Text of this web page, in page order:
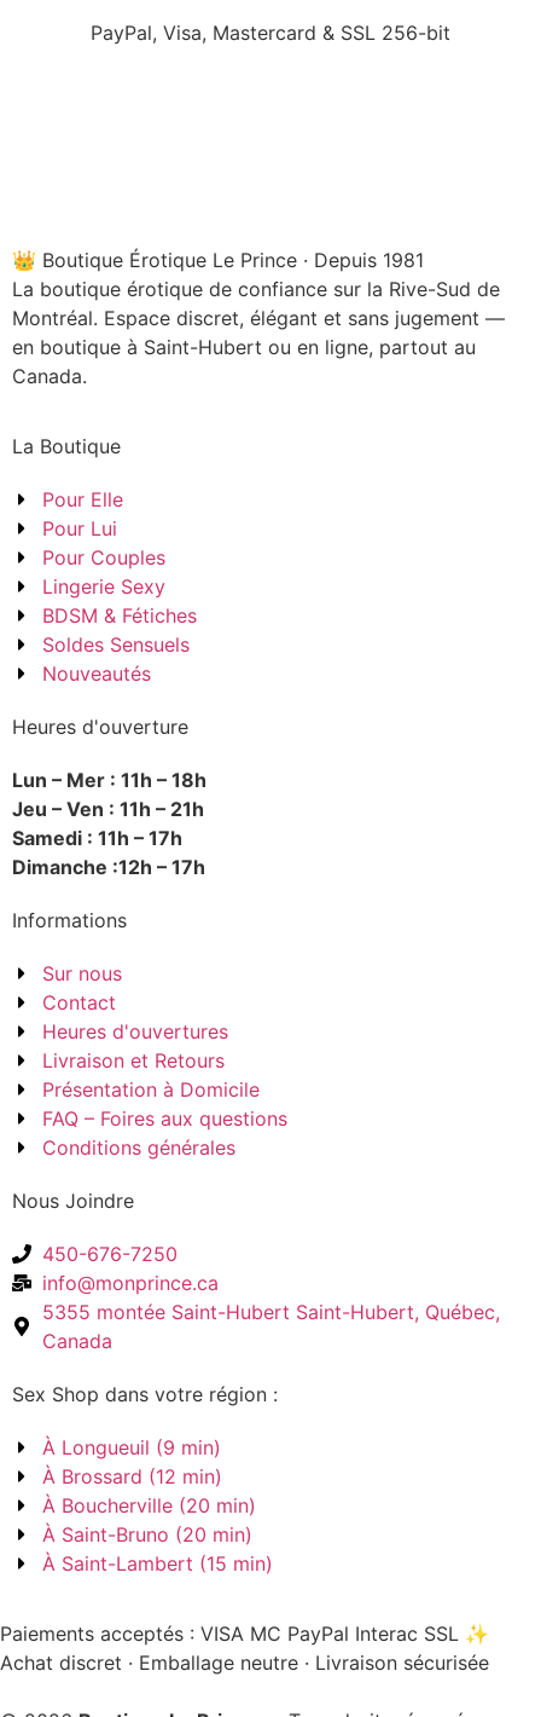
PayPal, Visa, Mastercard & SSL 256-bit
👑 Boutique Érotique Le Prince · Depuis 1981
La boutique érotique de confiance sur la Rive-Sud de
Montréal. Espace discret, élégant et sans jugement —
en boutique à Saint-Hubert ou en ligne, partout au
Canada.
La Boutique
Pour Elle
Pour Lui
Pour Couples
Lingerie Sexy
BDSM & Fétiches
Soldes Sensuels
Nouveautés
Heures d'ouverture
Lun – Mer : 11h – 18h
Jeu – Ven : 11h – 21h
Samedi : 11h – 17h
Dimanche :12h – 17h
Informations
Sur nous
Contact
Heures d'ouvertures
Livraison et Retours
Présentation à Domicile
FAQ – Foires aux questions
Conditions générales
Nous Joindre
450-676-7250
info@monprince.ca
5355 montée Saint-Hubert Saint-Hubert, Québec,
Canada
Sex Shop dans votre région :
À Longueuil (9 min)
À Brossard (12 min)
À Boucherville (20 min)
À Saint-Bruno (20 min)
À Saint-Lambert (15 min)
Paiements acceptés : VISA MC PayPal Interac SSL ✨
Achat discret · Emballage neutre · Livraison sécurisée